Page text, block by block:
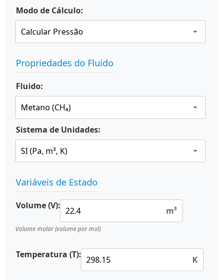
Modo de Cálculo:
Propriedades do Fluido
Fluido:
Sistema de Unidades:
Variáveis de Estado
Volume (V): m³
Volume molar (volume por mol)
Temperatura (T): K